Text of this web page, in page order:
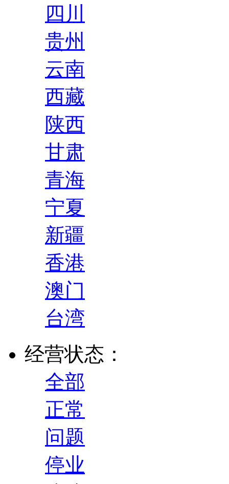
四川
贵州
云南
西藏
陕西
甘肃
青海
宁夏
新疆
香港
澳门
台湾
经营状态：
全部
正常
问题
停业